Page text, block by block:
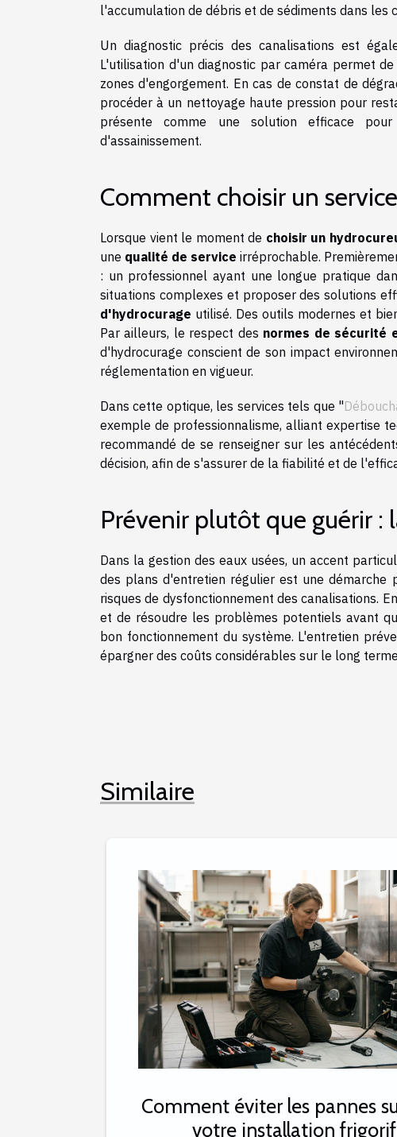
l'accumulation de débris et de sédiments dans les
Un diagnostic précis des canalisations est
L'utilisation d'un diagnostic par caméra permet
zones d'engorgement. En cas de constat de
procéder à un nettoyage haute pression pour
présente comme une solution efficace
d'assainissement.
Comment choisir un
Lorsque vient le moment de choisir un
une qualité de service irréprochable.
: un professionnel ayant une longue pratique
situations complexes et proposer des solutions
d'hydrocurage utilisé. Des outils modernes et
Par ailleurs, le respect des normes de sécurité
d'hydrocurage conscient de son impact
réglementation en vigueur.
Dans cette optique, les services tels que "
exemple de professionnalisme, alliant expertise
recommandé de se renseigner sur les
décision, afin de s'assurer de la fiabilité et de
Prévenir plutôt que guérir
Dans la gestion des eaux usées, un accent
des plans d'entretien régulier est une démarche
risques de dysfonctionnement des canalisations.
et de résoudre les problèmes potentiels avant
bon fonctionnement du système. L'entretien
épargner des coûts considérables sur le long
Similaire
Comment éviter les pannes
votre installation